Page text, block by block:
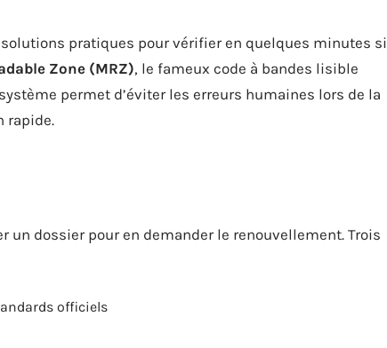
pratiques pour vérifier en quelques minutes si
Zone (MRZ), le fameux code à bandes lisible
permet d’éviter les erreurs humaines lors de la
rapide.
un dossier pour en demander le renouvellement. Trois
officiels